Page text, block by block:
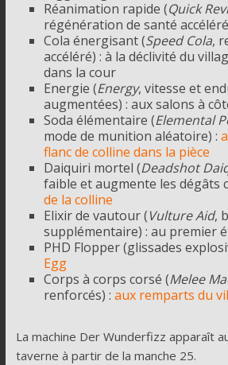
Réanimation rapide (Quick
régénération de santé
Cola énergisant (Speed Cola,
accéléré) : à la déclivité du
dans la cour
Energie (Energy, vitesse et
augmentées) : aux salons à
Soda élémentaire (Elemental
mode de munition aléatoire) :
flanc de colline dans la pièce
Daiquiri mortel (Deadshot
faible et augmente les dégâts
de la colline
Elixir de vautour (Vulture Aid,
supplémentaire) : au premier
PHD Flopper (glissades
Egg
Corps à corps corsé (Melee
renforcés) : aux remparts du
La machine Der Wunderfizz apparaît
taverne à partir de la manche 25.